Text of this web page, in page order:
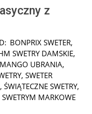
z
BONPRIX SWETER,
SWETRY DAMSKIE,
MANGO UBRANIA,
, SWETER
, ŚWIĄTECZNE SWETRY,
MARKOWE